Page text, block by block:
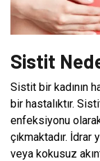
Sistit
Sistit bir kadının
bir hastalıktır.
enfeksiyonu olarak
çıkmaktadır. İdrar
veya kokusuz